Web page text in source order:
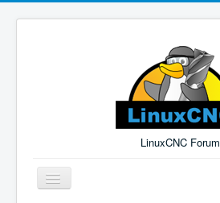
LinuxCNC Forum
Toggle
Navigation